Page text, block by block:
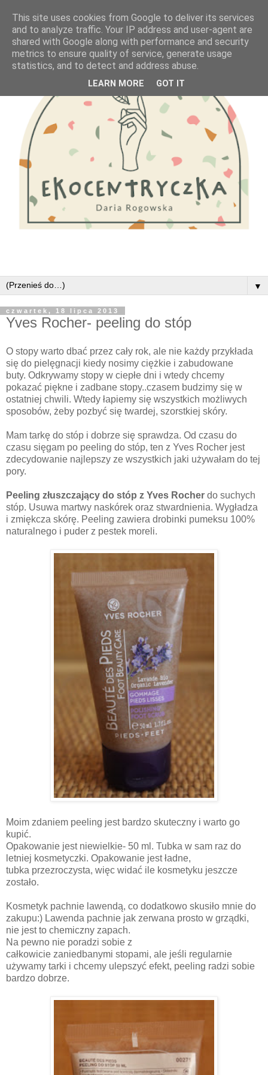
▼
czwartek, 18 lipca 2013
Yves Rocher- peeling do stóp
O stopy warto dbać przez cały rok, ale nie każdy przykłada
się do pielęgnacji kiedy nosimy ciężkie i zabudowane
buty. Odkrywamy stopy w ciepłe dni i wtedy chcemy
pokazać piękne i zadbane stopy..czasem budzimy się w
ostatniej chwili. Wtedy łapiemy się wszystkich możliwych
sposobów, żeby pozbyć się twardej, szorstkiej skóry.
Mam tarkę do stóp i dobrze się sprawdza. Od czasu do
czasu sięgam po peeling do stóp, ten z Yves Rocher jest
zdecydowanie najlepszy ze wszystkich jaki używałam do tej
pory.
Peeling złuszczający do stóp z Yves Rocher do suchych
stóp. Usuwa martwy naskórek oraz stwardnienia. Wygładza
i zmiękcza skórę. Peeling zawiera drobinki pumeksu 100%
naturalnego i puder z pestek moreli.
Moim zdaniem peeling jest bardzo skuteczny i warto go
kupić.
Opakowanie jest niewielkie- 50 ml. Tubka w sam raz do
letniej kosmetyczki. Opakowanie jest ładne,
tubka przezroczysta, więc widać ile kosmetyku jeszcze
zostało.
Kosmetyk pachnie lawendą, co dodatkowo skusiło mnie do
zakupu:) Lawenda pachnie jak zerwana prosto w grządki,
nie jest to chemiczny zapach.
Na pewno nie poradzi sobie z
całkowicie zaniedbanymi stopami, ale jeśli regularnie
używamy tarki i chcemy ulepszyć efekt, peeling radzi sobie
bardzo dobrze.
This site uses cookies from Google to deliver its services
and to analyze traffic. Your IP address and user-agent are
shared with Google along with performance and security
metrics to ensure quality of service, generate usage
statistics, and to detect and address abuse.
LEARN MORE GOT IT